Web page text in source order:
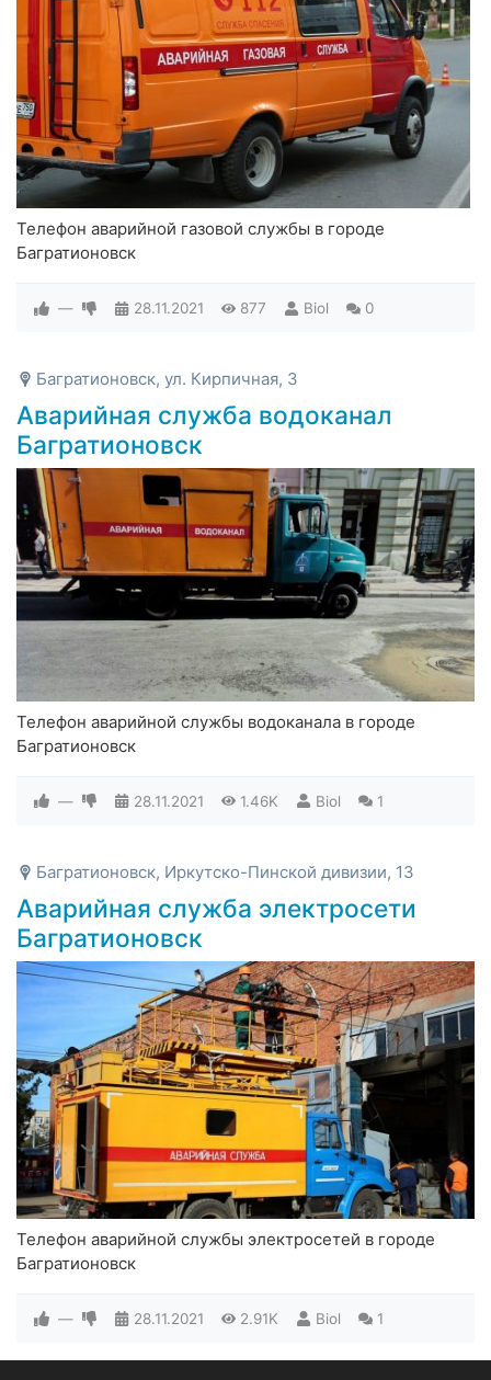
Телефон аварийной газовой службы в городе
Багратионовск
— 28.11.2021 877 Biol 0
Багратионовск, ул. Кирпичная, 3
Аварийная служба водоканал
Багратионовск
Телефон аварийной службы водоканала в городе
Багратионовск
— 28.11.2021 1.46K Biol 1
Багратионовск, Иркутско-Пинской дивизии, 13
Аварийная служба электросети
Багратионовск
Телефон аварийной службы электросетей в городе
Багратионовск
— 28.11.2021 2.91K Biol 1